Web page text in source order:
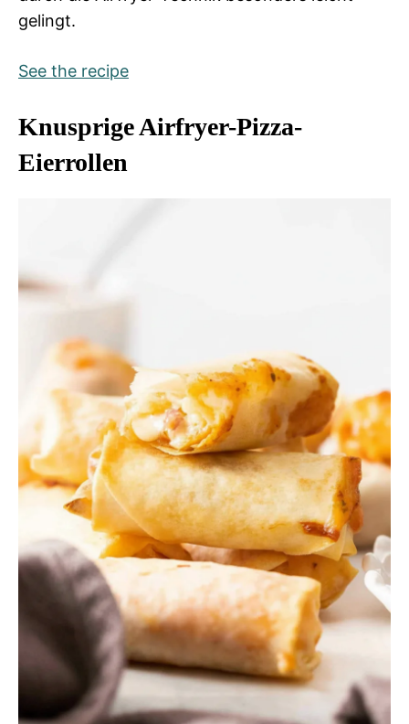
gelingt.
See the recipe
Knusprige Airfryer-Pizza-
Eierrollen